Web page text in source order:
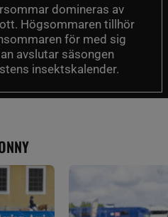
domineras av
Högsommaren tillhör
för med sig
avslutar säsongen
insektskalender.